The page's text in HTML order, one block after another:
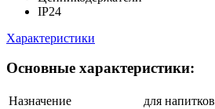
IP24
Характеристики
Основные характеристики:
Назначение
для напитков